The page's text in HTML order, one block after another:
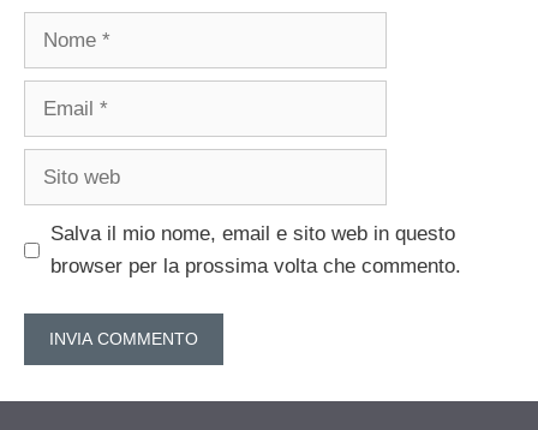
Nome
Email
Sito
Salva il mio nome, email e sito web in questo
browser per la prossima volta che commento.